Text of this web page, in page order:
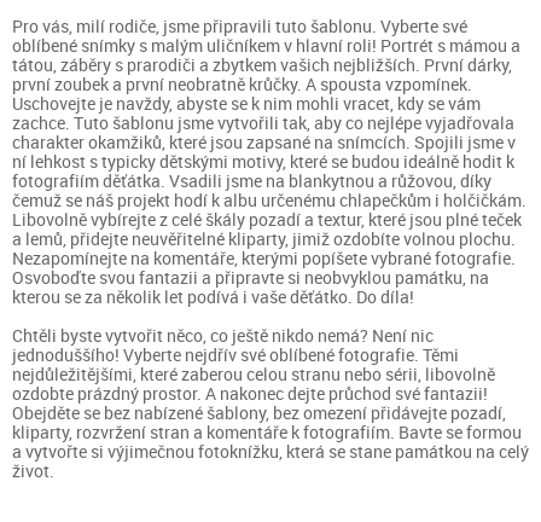
Pro vás, milí rodiče, jsme připravili tuto šablonu. Vyberte své
oblíbené snímky s malým uličníkem v hlavní roli! Portrét s mámou a
tátou, záběry s prarodiči a zbytkem vašich nejbližších. První dárky,
první zoubek a první neobratně krůčky. A spousta vzpomínek.
Uschovejte je navždy, abyste se k nim mohli vracet, kdy se vám
zachce. Tuto šablonu jsme vytvořili tak, aby co nejlépe vyjadřovala
charakter okamžiků, které jsou zapsané na snímcích. Spojili jsme v
ní lehkost s typicky dětskými motivy, které se budou ideálně hodit k
fotografiím děťátka. Vsadili jsme na blankytnou a růžovou, díky
čemuž se náš projekt hodí k albu určenému chlapečkům i holčičkám.
Libovolně vybírejte z celé škály pozadí a textur, které jsou plné teček
a lemů, přidejte neuvěřitelné kliparty, jimiž ozdobíte volnou plochu.
Nezapomínejte na komentáře, kterými popíšete vybrané fotografie.
Osvoboďte svou fantazii a připravte si neobvyklou památku, na
kterou se za několik let podívá i vaše děťátko. Do díla!
Chtěli byste vytvořit něco, co ještě nikdo nemá? Není nic
jednoduššího! Vyberte nejdřív své oblíbené fotografie. Těmi
nejdůležitějšími, které zaberou celou stranu nebo sérii, libovolně
ozdobte prázdný prostor. A nakonec dejte průchod své fantazii!
Obejděte se bez nabízené šablony, bez omezení přidávejte pozadí,
kliparty, rozvržení stran a komentáře k fotografiím. Bavte se formou
a vytvořte si výjimečnou fotoknížku, která se stane památkou na celý
život.